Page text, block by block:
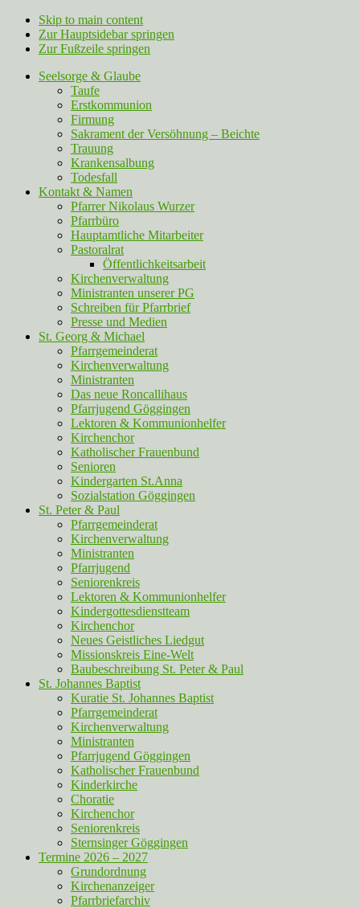
Skip to main content
Zur Hauptsidebar springen
Zur Fußzeile springen
Seelsorge & Glaube
Taufe
Erstkommunion
Firmung
Sakrament der Versöhnung – Beichte
Trauung
Krankensalbung
Todesfall
Kontakt & Namen
Pfarrer Nikolaus Wurzer
Pfarrbüro
Hauptamtliche Mitarbeiter
Pastoralrat
Öffentlichkeitsarbeit
Kirchenverwaltung
Ministranten unserer PG
Schreiben für Pfarrbrief
Presse und Medien
St. Georg & Michael
Pfarrgemeinderat
Kirchenverwaltung
Ministranten
Das neue Roncallihaus
Pfarrjugend Göggingen
Lektoren & Kommunionhelfer
Kirchenchor
Katholischer Frauenbund
Senioren
Kindergarten St.Anna
Sozialstation Göggingen
St. Peter & Paul
Pfarrgemeinderat
Kirchenverwaltung
Ministranten
Pfarrjugend
Seniorenkreis
Lektoren & Kommunionhelfer
Kindergottesdienstteam
Kirchenchor
Neues Geistliches Liedgut
Missionskreis Eine-Welt
Baubeschreibung St. Peter & Paul
St. Johannes Baptist
Kuratie St. Johannes Baptist
Pfarrgemeinderat
Kirchenverwaltung
Ministranten
Pfarrjugend Göggingen
Katholischer Frauenbund
Kinderkirche
Choratie
Kirchenchor
Seniorenkreis
Sternsinger Göggingen
Termine 2026 – 2027
Grundordnung
Kirchenanzeiger
Pfarrbriefarchiv